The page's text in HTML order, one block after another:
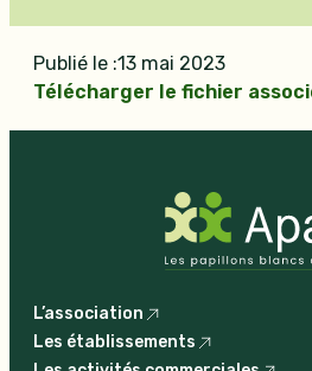
Publié le :13 mai 2023
Télécharger le fichier
L’association
Les établissements